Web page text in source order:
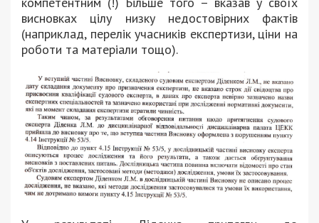
висновках цілу низку недостовірних фактів
(наприклад, перелік учасників експертизи, ціни на
роботи та матеріали тощо).